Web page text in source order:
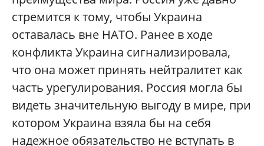
стремится к тому, чтобы Украина
оставалась вне НАТО. Ранее в ходе
конфликта Украина сигнализировала,
что она может принять нейтралитет как
часть урегулирования. Россия могла бы
видеть значительную выгоду в мире, при
котором Украина взяла бы на себя
надежное обязательство не вступать в